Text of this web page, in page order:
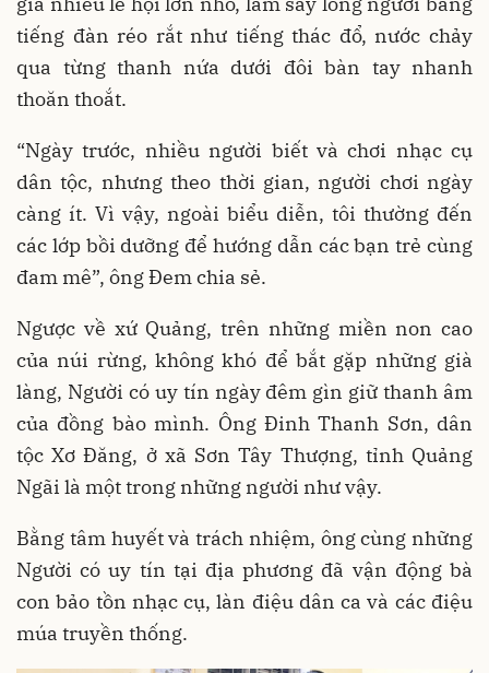
tiếng đàn réo rắt như tiếng thác đổ, nước chảy
qua từng thanh nứa dưới đôi bàn tay nhanh
thoăn thoắt.
“Ngày trước, nhiều người biết và chơi nhạc cụ
dân tộc, nhưng theo thời gian, người chơi ngày
càng ít. Vì vậy, ngoài biểu diễn, tôi thường đến
các lớp bồi dưỡng để hướng dẫn các bạn trẻ cùng
đam mê”, ông Đem chia sẻ.
Ngược về xứ Quảng, trên những miền non cao
của núi rừng, không khó để bắt gặp những già
làng, Người có uy tín ngày đêm gìn giữ thanh âm
của đồng bào mình. Ông Đinh Thanh Sơn, dân
tộc Xơ Đăng, ở xã Sơn Tây Thượng, tỉnh Quảng
Ngãi là một trong những người như vậy.
Bằng tâm huyết và trách nhiệm, ông cùng những
Người có uy tín tại địa phương đã vận động bà
con bảo tồn nhạc cụ, làn điệu dân ca và các điệu
múa truyền thống.